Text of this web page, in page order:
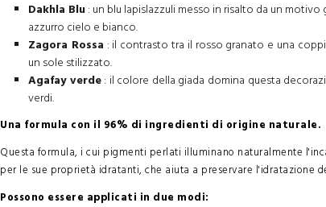
Dakhla Blu: un blu lapislazzuli messo in risalto da un
azzurro cielo e bianco.
Zagora Rossa : il contrasto tra il rosso granato e una
un sole stilizzato.
Agafay verde: il colore della giada domina questa
verdi.
Una formula con il 96% di ingredienti di origine naturale.
Questa formula, i cui pigmenti perlati illuminano naturalmente
per le sue proprietà idratanti, che aiuta a preservare l'idratazione
Possono essere applicati in due modi: